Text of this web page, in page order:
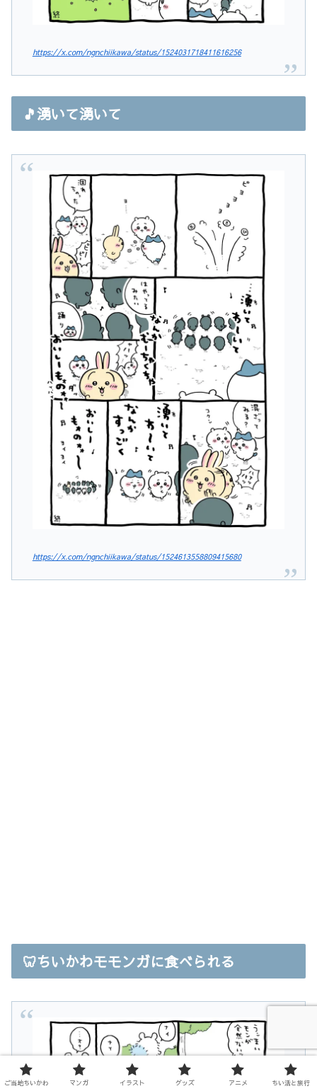
https://x.com/ngnchiikawa/status/1524031718411616256
🎵湧いて湧いて
https://x.com/ngnchiikawa/status/1524613558809415680
🦷ちいかわモモンガに食べられる
ご当地ちいかわ マンガ イラスト グッズ アニメ ちい活と旅行